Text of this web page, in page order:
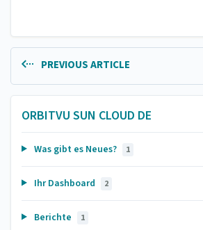
PREVIOUS ARTICLE
ORBITVU SUN CLOUD DE
Was gibt es Neues? 1
Ihr Dashboard 2
Berichte 1